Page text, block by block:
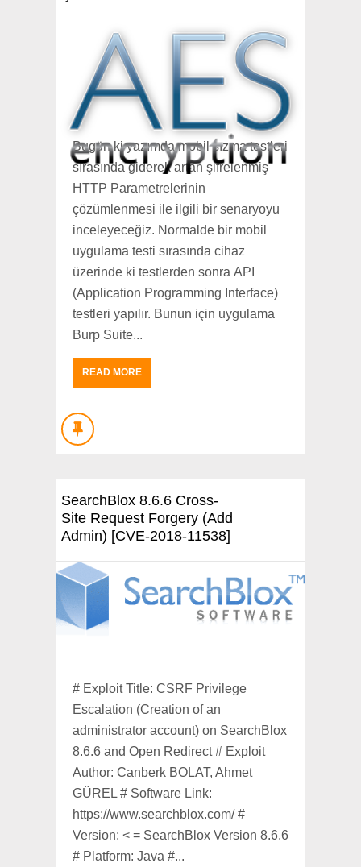
Bugün ki yazımda mobil sızma testleri
sırasında giderek artan şifrelenmiş
HTTP Parametrelerinin
çözümlenmesi ile ilgili bir senaryoyu
inceleyeceğiz. Normalde bir mobil
uygulama testi sırasında cihaz
üzerinde ki testlerden sonra API
(Application Programming Interface)
testleri yapılır. Bunun için uygulama
Burp Suite...
READ MORE
SearchBlox 8.6.6 Cross-
Site Request Forgery (Add
Admin) [CVE-2018-11538]
# Exploit Title: CSRF Privilege
Escalation (Creation of an
administrator account) on SearchBlox
8.6.6 and Open Redirect # Exploit
Author: Canberk BOLAT, Ahmet
GÜREL # Software Link:
https://www.searchblox.com/ #
Version: < = SearchBlox Version 8.6.6
# Platform: Java #...